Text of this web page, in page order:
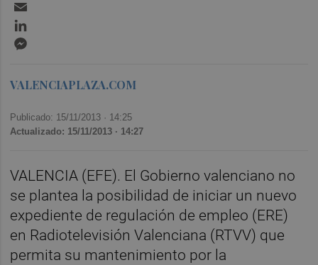
VALENCIAPLAZA.COM
Publicado: 15/11/2013 · 14:25
Actualizado: 15/11/2013 · 14:27
VALENCIA (EFE). El Gobierno valenciano no
se plantea la posibilidad de iniciar un nuevo
expediente de regulación de empleo (ERE)
en Radiotelevisión Valenciana (RTVV) que
permita su mantenimiento por la